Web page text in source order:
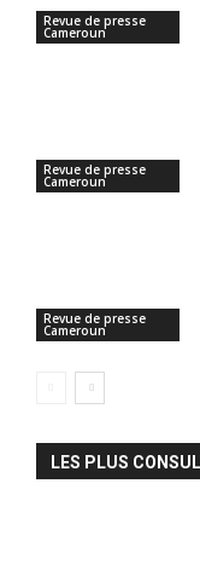
Revue de presse
Cameroun
Revue de presse
Cameroun
Revue de presse
Cameroun
LES PLUS